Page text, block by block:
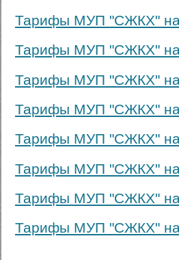
Тарифы МУП "СЖКХ" на
Тарифы МУП "СЖКХ" на
Тарифы МУП "СЖКХ" на
Тарифы МУП "СЖКХ" на
Тарифы МУП "СЖКХ" на
Тарифы МУП "СЖКХ" на
Тарифы МУП "СЖКХ" на
Тарифы МУП "СЖКХ" на